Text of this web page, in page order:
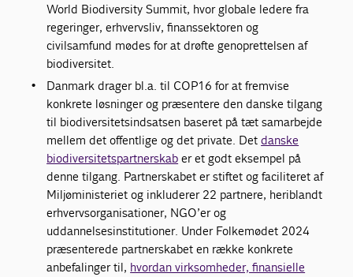
World Biodiversity Summit, hvor globale ledere fra
regeringer, erhvervsliv, finanssektoren og
civilsamfund mødes for at drøfte genoprettelsen af
biodiversitet.
Danmark drager bl.a. til COP16 for at fremvise
konkrete løsninger og præsentere den danske tilgang
til biodiversitetsindsatsen baseret på tæt samarbejde
mellem det offentlige og det private. Detdanske
biodiversitetspartnerskab er et godt eksempel på
denne tilgang. Partnerskabet er stiftet og faciliteret af
Miljøministeriet og inkluderer 22 partnere, heriblandt
erhvervsorganisationer, NGO’er og
uddannelsesinstitutioner. Under Folkemødet 2024
præsenterede partnerskabet en række konkrete
anbefalinger til, hvordan virksomheder, finansielle